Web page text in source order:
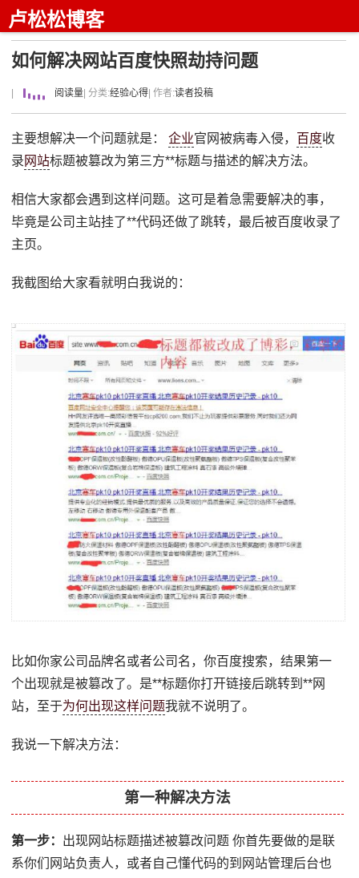
卢松松博客
如何解决网站百度快照劫持问题
阅读量 | 分类:经验心得 | 作者:读者投稿
主要想解决一个问题就是：企业官网被病毒入侵， 百度收
录 网站标题被篡改为第三方**标题与描述的解决方法。
相信大家都会遇到这样问题。这可是着急需要解决的事，
毕竟是公司主站挂了**代码还做了跳转，最后被百度收录了
主页。
我截图给大家看就明白我说的：
比如你家公司品牌名或者公司名，你百度搜索，结果第一
个出现就是被篡改了。是**标题你打开链接后跳转到**网
站，至于为何出现这样问题我就不说明了。
我说一下解决方法：
第一种解决方法
第一步： 出现网站标题描述被篡改问题 你首先要做的是联
系你们网站负责人，或者自己懂代码的到网站管理后台也